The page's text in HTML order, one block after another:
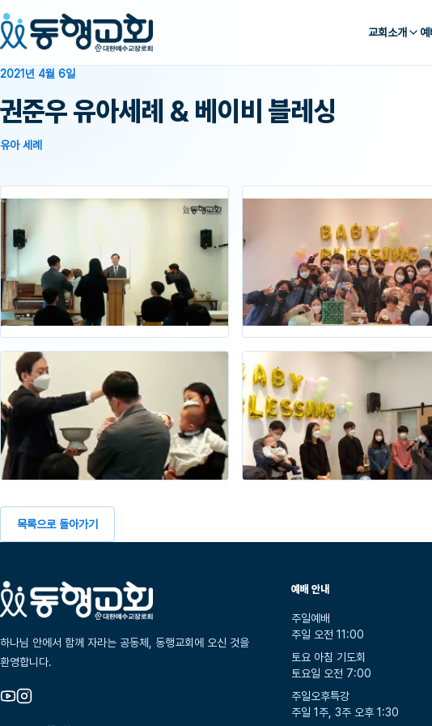
교회소개 예
2021년 4월 6일
권준우 유아세례 & 베이비 블레싱
유아 세례
목록으로 돌아가기
하나님 안에서 함께 자라는 공동체, 동행교회에 오신 것을
환영합니다.
예배 안내
주일예배
주일 오전 11:00
토요 아침 기도회
토요일 오전 7:00
주일오후특강
주일 1주, 3주 오후 1:30